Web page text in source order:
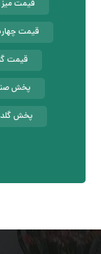
قیمت میز
قیمت
قیمت
پخش
پخش